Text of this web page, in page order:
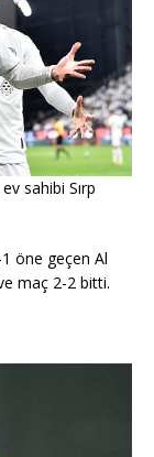
sahibi Sırp
öne geçen Al
maç 2-2 bitti.